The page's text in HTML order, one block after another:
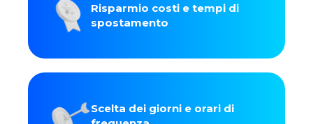
Risparmio costi e tempi di
spostamento
Scelta dei giorni e orari di